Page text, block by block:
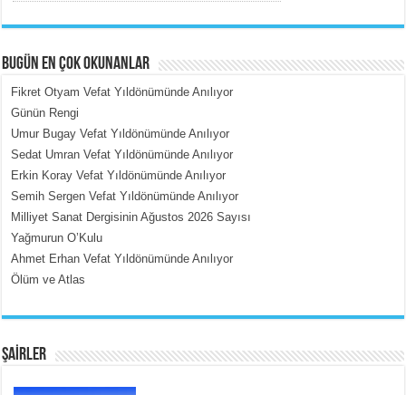
MEHMET ÇOBAN
İçerdeki Put Dışardaki Maskeler...
BUGÜN EN ÇOK OKUNANLAR
Fikret Otyam Vefat Yıldönümünde Anılıyor
Günün Rengi
Umur Bugay Vefat Yıldönümünde Anılıyor
Sedat Umran Vefat Yıldönümünde Anılıyor
Erkin Koray Vefat Yıldönümünde Anılıyor
Semih Sergen Vefat Yıldönümünde Anılıyor
Milliyet Sanat Dergisinin Ağustos 2026 Sayısı
Yağmurun O’Kulu
Ahmet Erhan Vefat Yıldönümünde Anılıyor
Ölüm ve Atlas
ŞAİRLER